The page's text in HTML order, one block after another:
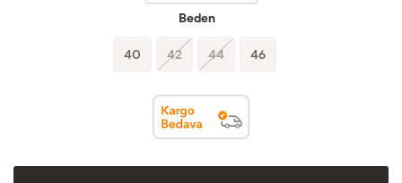
Beden
40 42 44 46